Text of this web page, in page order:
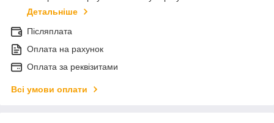
Детальніше
Післяплата
Оплата на рахунок
Оплата за реквізитами
Всі умови оплати